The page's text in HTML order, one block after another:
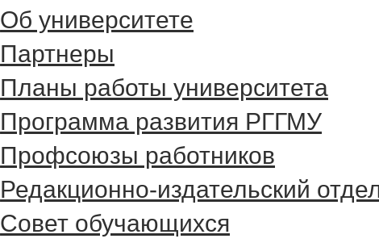
Об университете
Партнеры
Планы работы университета
Программа развития РГГМУ
Профсоюзы работников
Редакционно-издательский
Cовет обучающихся